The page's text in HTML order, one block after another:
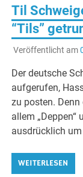
Til
“Tils”
Veröffentlicht am
Der deutsche
aufgerufen,
zu posten. Denn
allem „Deppen“
ausdrücklich
WEITERLESEN